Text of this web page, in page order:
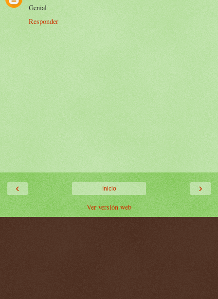
Genial
Responder
‹ ›
Inicio
Ver versión web